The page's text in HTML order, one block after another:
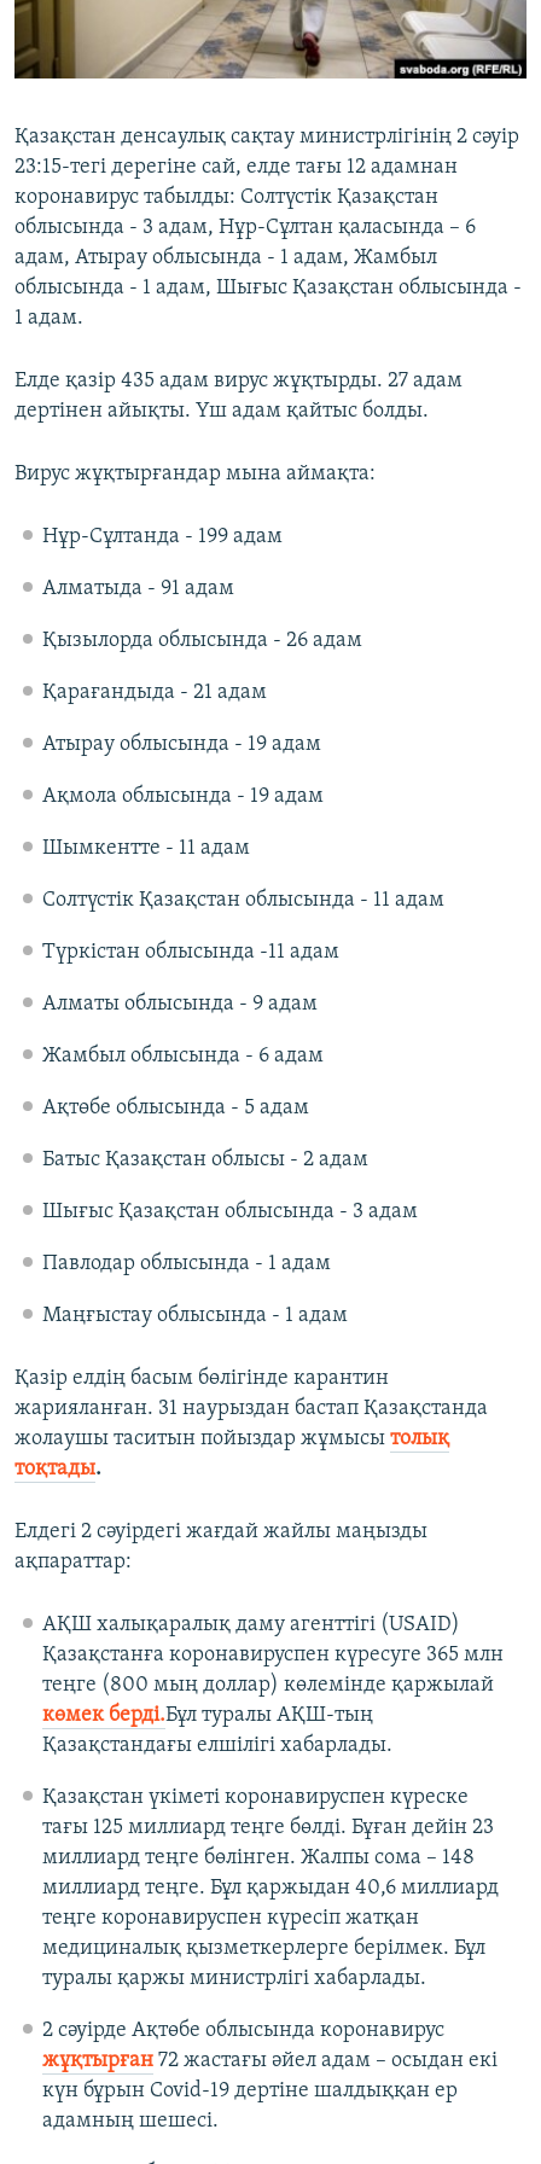
Басқа тілдерде
Қазақстан денсаулық сақтау министрлігінің 2 сәуір
23:15-тегі дерегіне сай, елде тағы 12 адамнан
коронавирус табылды: Солтүстік Қазақстан
облысында - 3 адам, Нұр-Сұлтан қаласында – 6
адам, Атырау облысында - 1 адам, Жамбыл
облысында - 1 адам, Шығыс Қазақстан облысында -
1 адам.
Елде қазір 435 адам вирус жұқтырды. 27 адам
дертінен айықты. Үш адам қайтыс болды.
Вирус жұқтырғандар мына аймақта:
Нұр-Сұлтанда - 199 адам
Алматыда - 91 адам
Қызылорда облысында - 26 адам
Қарағандыда - 21 адам
Атырау облысында - 19 адам
Ақмола облысында - 19 адам
Шымкентте - 11 адам
Солтүстік Қазақстан облысында - 11 адам
Түркістан облысында -11 адам
Алматы облысында - 9 адам
Жамбыл облысында - 6 адам
Ақтөбе облысында - 5 адам
Батыс Қазақстан облысы - 2 адам
Шығыс Қазақстан облысында - 3 адам
Павлодар облысында - 1 адам
Маңғыстау облысында - 1 адам
Қазір елдің басым бөлігінде карантин
жарияланған. 31 наурыздан бастап Қазақстанда
жолаушы таситын пойыздар жұмысы толық
тоқтады.
Елдегі 2 сәуірдегі жағдай жайлы маңызды
ақпараттар:​
АҚШ халықаралық даму агенттігі (USAID)
Қазақстанға коронавируспен күресуге 365 млн
теңге (800 мың доллар) көлемінде қаржылай
көмек берді.Бұл туралы АҚШ-тың
Қазақстандағы елшілігі хабарлады.
Қазақстан үкіметі коронавируспен күреске
тағы 125 миллиард теңге бөлді. Бұған дейін 23
миллиард теңге бөлінген. Жалпы сома – 148
миллиард теңге. Бұл қаржыдан 40,6 миллиард
теңге коронавируспен күресіп жатқан
медициналық қызметкерлерге берілмек. Бұл
туралы қаржы министрлігі хабарлады.
2 сәуірде Ақтөбе облысында коронавирус
жұқтырған72 жастағы әйел адам – осыдан екі
күн бұрын Covid-19 дертіне шалдыққан ер
адамның шешесі.